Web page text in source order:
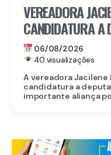
VEREADORA
CANDIDATURA A
FECHA
ARRAES EM
06/08/2026
40 visualizações
A vereadora
candidatura a
importante aliança